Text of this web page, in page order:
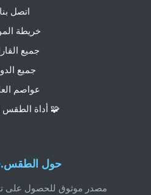
حول الطقس.online
مصدر موثوق للحصول على
اتصل بنا
خريطة
جميع
جميع
عواصم
🧩 أداة الطقس